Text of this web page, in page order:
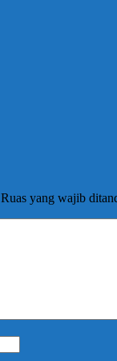
Ruas yang wajib